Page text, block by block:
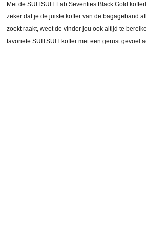
Met de SUITSUIT Fab Seventies Black Gold
zeker dat je de juiste koffer van de bagageband
zoekt raakt, weet de vinder jou ook altijd te
favoriete SUITSUIT koffer met een gerust gevoel